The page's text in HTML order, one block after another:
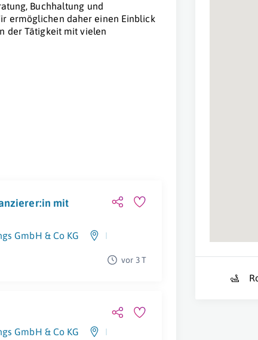
Buchhaltung und
ermöglichen daher einen Einblick
der Tätigkeit mit vielen
mit
GmbH & Co KG Innsbruck
vor 3 T
GmbH & Co KG Innsbruck